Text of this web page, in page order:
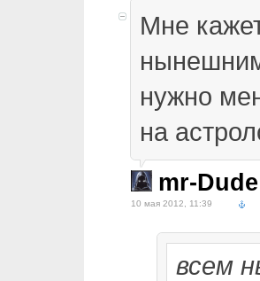
Мне
нужно
на
mr-Dude
10 мая 2012, 11:39
всем